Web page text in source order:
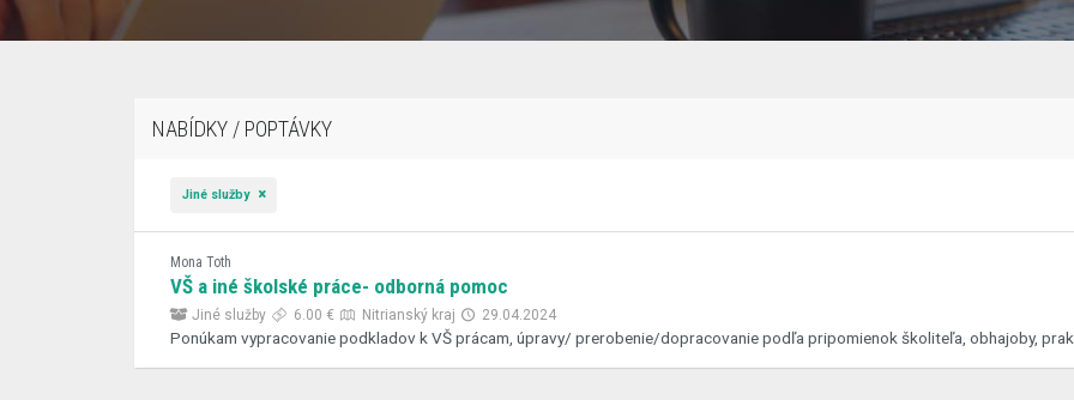
NABÍDKY / POPTÁVKY
Jiné služby
Mona Toth
VŠ a iné školské práce- odborná pomoc
Jiné služby 6.00 € Nitrianský kraj 29.04.2024